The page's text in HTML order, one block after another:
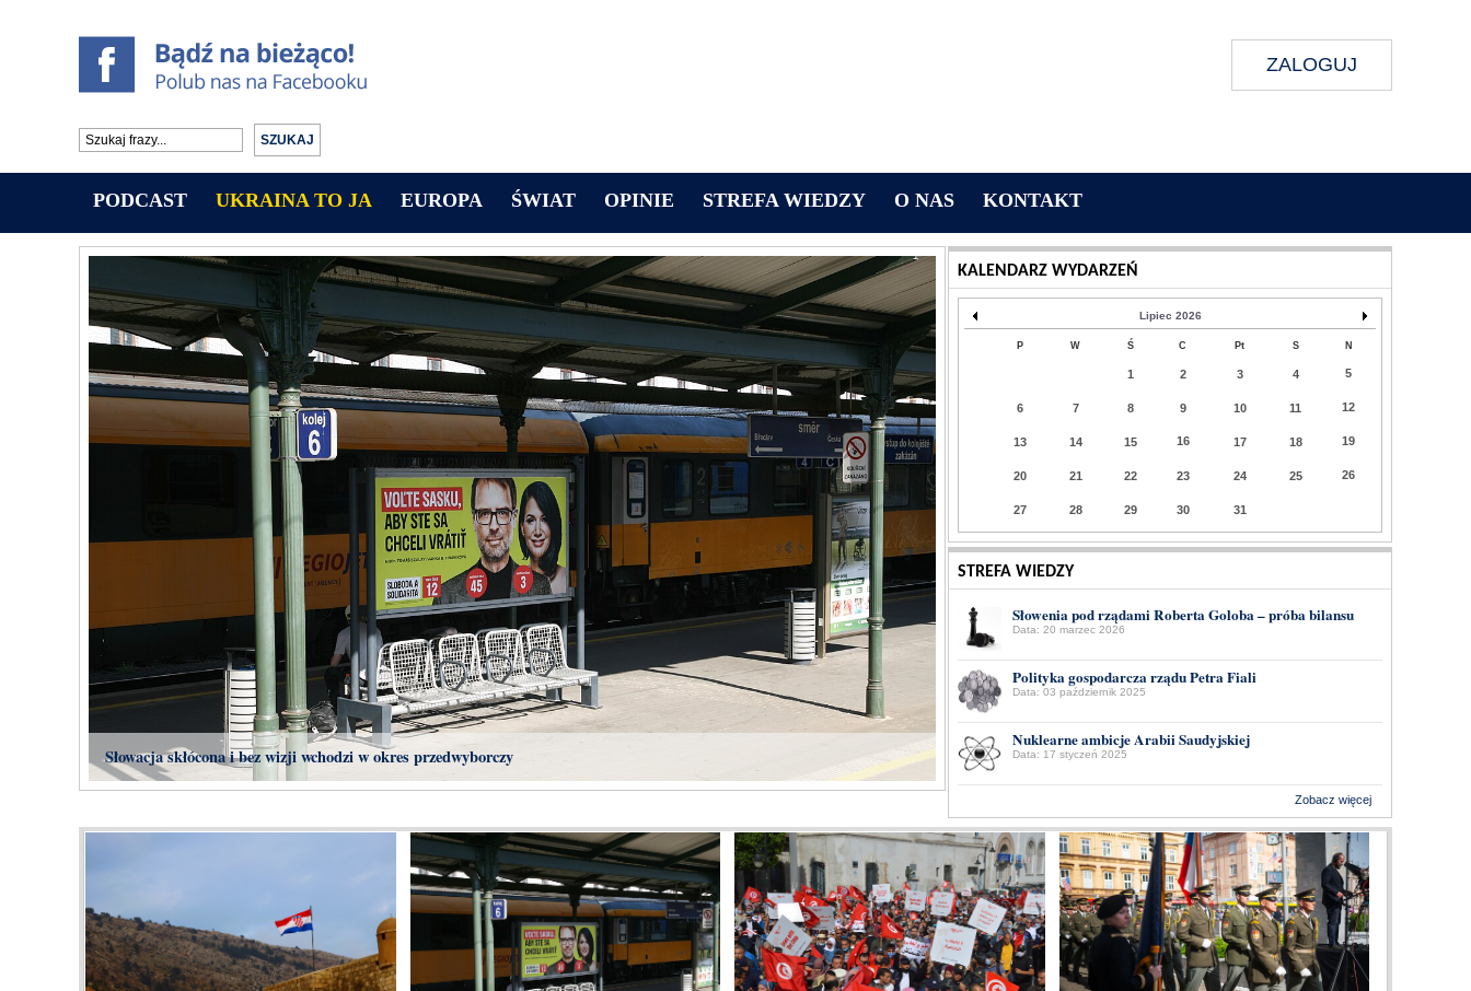
ZALOGUJ
PODCAST UKRAINA TO JA EUROPA ŚWIAT OPINIE STREFA WIEDZY O NAS KONTAKT
Słowacja skłócona i bez wizji wchodzi w okres przedwyborczy
KALENDARZ WYDARZEŃ
Lipiec 2026
P W Ś C Pt S N
1 2 3 4 5
6 7 8 9 10 11 12
13 14 15 16 17 18 19
20 21 22 23 24 25 26
27 28 29 30 31
STREFA WIEDZY
Słowenia pod rządami Roberta Goloba – próba bilansu
Data: 20 marzec 2026
Polityka gospodarcza rządu Petra Fiali
Data: 03 październik 2025
Nuklearne ambicje Arabii Saudyjskiej
Data: 17 styczeń 2025
Zobacz więcej
Wykonanie:Delta Interactive